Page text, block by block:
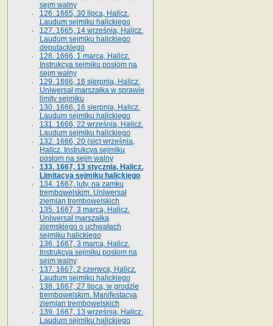
sejm walny
126. 1665, 30 lipca, Halicz.
Laudum sejmiku halickiego
127. 1665, 14 września, Halicz.
Laudum sejmiku halickiego
deputackiego
128. 1666, 1 marca, Halicz.
Instrukcya sejmiku posłom na
sejm walny
129. 1666, 16 sierpnia, Halicz.
Uniwersał marszałka w sprawie
limity sejmiku
130. 1666, 16 sierpnia, Halicz.
Laudum sejmiku halickiego
131. 1666, 22 września, Halicz.
Laudum sejmiku halickiego
132. 1666, 20 (sic) września,
Halicz. Instrukcya sejmiku
posłom na sejm walny
133. 1667, 13 stycznia, Halicz.
Limitacya sejmiku halickiego
134. 1667, luty, na zamku
trembowelskim. Uniwersał
ziemian trembowelskich
135. 1667, 3 marca, Halicz.
Uniwersał marszałka
ziemskiego o uchwałach
sejmiku halickiego
136. 1667, 3 marca, Halicz.
Instrukcya sejmiku posłom na
sejm walny
137. 1667, 2 czerwca, Halicz.
Laudum sejmiku halickiego
138. 1667, 27 lipca, w grodzie
trembowelskim. Manifestacya
ziemian trembowelskich
139. 1667, 13 września, Halicz.
Laudum sejmiku halickiego